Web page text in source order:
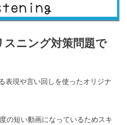
スニング対策問題で
表現や言い回しを使ったオリジナ
の短い動画になっているためスキ